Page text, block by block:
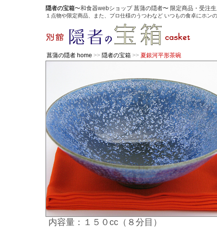
隠者の宝箱〜和食器webショップ 菖蒲の隠者〜 限定商品・受注
１点物や限定商品、また、プロ仕様のうつわなど いつもの食卓にホン
菖蒲の隠者 home >> 隠者の宝箱 >> 夏銀河平形茶碗
内容量：１５０cc（８分目）